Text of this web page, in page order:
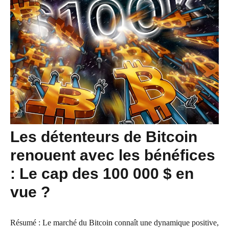
Les détenteurs de Bitcoin
renouent avec les bénéfices
: Le cap des 100 000 $ en
vue ?
Résumé : Le marché du Bitcoin connaît une dynamique positive,